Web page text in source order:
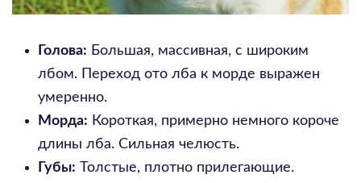
Голова: Большая, массивная, с широким
лбом. Переход ото лба к морде выражен
умеренно.
Морда: Короткая, примерно немного короче
длины лба. Сильная челюсть.
Губы: Толстые, плотно прилегающие.